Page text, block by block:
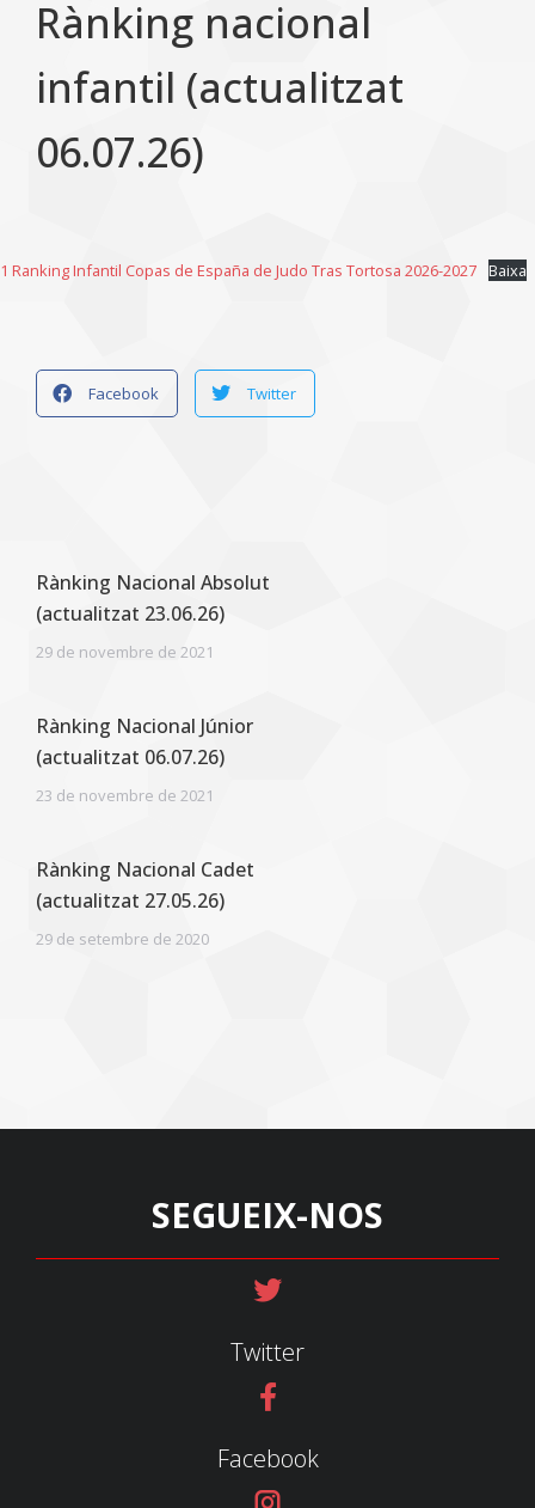
Rànking nacional
infantil (actualitzat
06.07.26)
1 Ranking Infantil Copas de España de Judo Tras Tortosa 2026-2027 Baixa
Facebook Twitter
Rànking Nacional Absolut
(actualitzat 23.06.26)
29 de novembre de 2021
Rànking Nacional Júnior
(actualitzat 06.07.26)
23 de novembre de 2021
Rànking Nacional Cadet
(actualitzat 27.05.26)
29 de setembre de 2020
SEGUEIX-NOS
Twitter
Facebook